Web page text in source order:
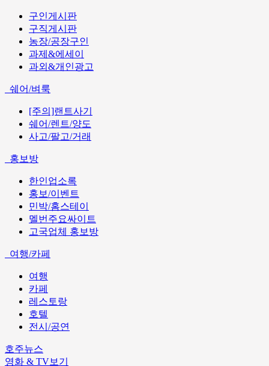
구인게시판
구직게시판
농장/공장구인
과제&에세이
과외&개인광고
쉐어/벼룩
[주의]랜트사기
쉐어/렌트/양도
사고/팔고/거래
홍보방
한인업소록
홍보/이벤트
민박/홈스테이
멜번주요싸이트
고국업체 홍보방
여행/카페
여행
카페
레스토랑
호텔
전시/공연
호주뉴스
영화 & TV보기